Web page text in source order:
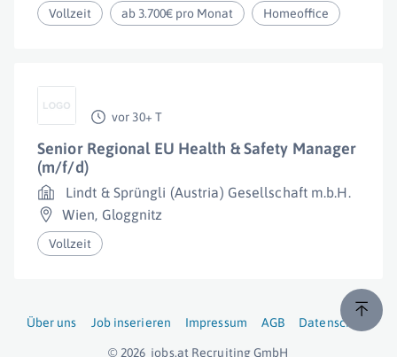
Vollzeit ab 3.700€ pro Monat Homeoffice
vor 30+ T
Senior Regional EU Health & Safety Manager
(m/f/d)
Lindt & Sprüngli (Austria) Gesellschaft m.b.H.
Wien, Gloggnitz
Vollzeit
Über uns Job inserieren Impressum AGB Datenschutz
© 2026 jobs.at Recruiting GmbH